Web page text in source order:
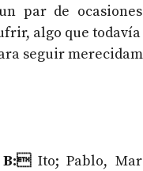
par de
algo que
seguir
B:Ito; Pablo,